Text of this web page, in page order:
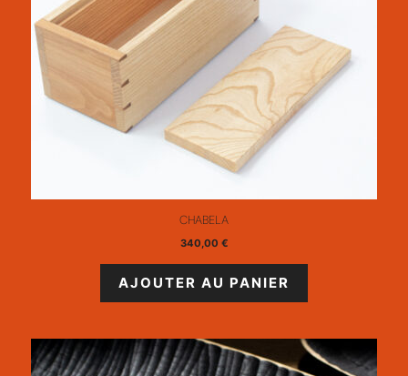
CHABELA
340,00 €
AJOUTER AU PANIER